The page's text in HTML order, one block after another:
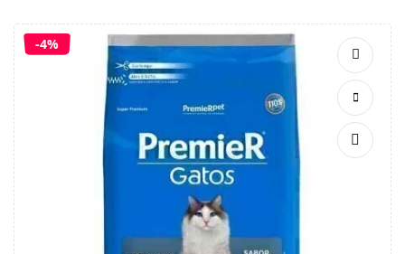
-4%